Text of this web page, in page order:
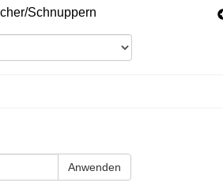
Schnuppern
Anwenden